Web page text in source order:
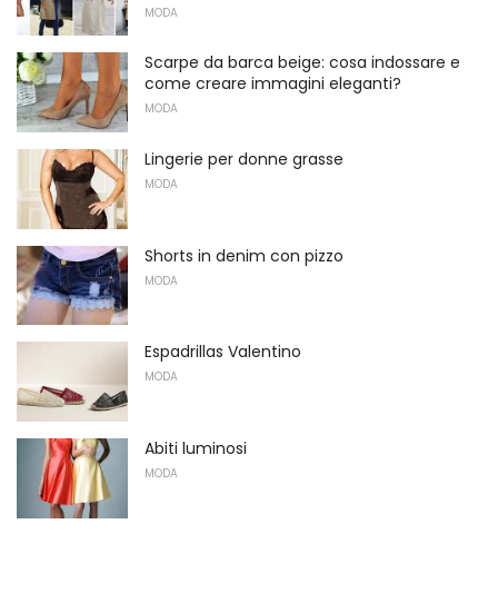
MODA
Scarpe da barca beige: cosa indossare e
come creare immagini eleganti?
MODA
Lingerie per donne grasse
MODA
Shorts in denim con pizzo
MODA
Espadrillas Valentino
MODA
Abiti luminosi
MODA